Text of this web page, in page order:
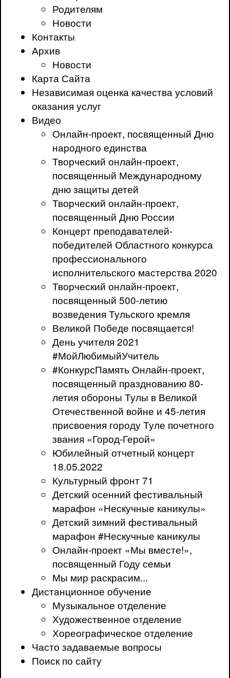
Родителям
Новости
Контакты
Архив
Новости
Карта Сайта
Независимая оценка качества условий
оказания услуг
Видео
Онлайн-проект, посвященный Дню
народного единства
Творческий онлайн-проект,
посвященный Международному
дню защиты детей
Творческий онлайн-проект,
посвященный Дню России
Концерт преподавателей-
победителей Областного конкурса
профессионального
исполнительского мастерства 2020
Творческий онлайн-проект,
посвященный 500-летию
возведения Тульского кремля
Великой Победе посвящается!
День учителя 2021
#МойЛюбимыйУчитель
#КонкурсПамять Онлайн-проект,
посвященный празднованию 80-
летия обороны Тулы в Великой
Отечественной войне и 45-летия
присвоения городу Туле почетного
звания «Город-Герой»
Юбилейный отчетный концерт
18.05.2022
Культурный фронт 71
Детский осенний фестивальный
марафон «Нескучные каникулы»
Детский зимний фестивальный
марафон #Нескучные каникулы
Онлайн-проект «Мы вместе!»,
посвященный Году семьи
Мы мир раскрасим...
Дистанционное обучение
Музыкальное отделение
Художественное отделение
Хореографическое отделение
Часто задаваемые вопросы
Поиск по сайту